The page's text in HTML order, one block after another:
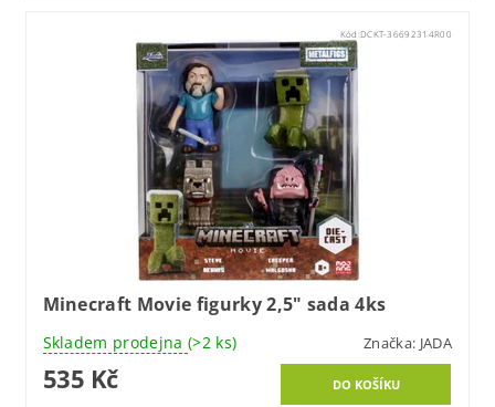
Kód: DCKT-36692314R00
Minecraft Movie figurky 2,5" sada 4ks
Skladem prodejna (>2 ks) Značka: JADA
535 Kč